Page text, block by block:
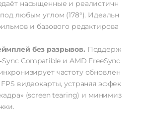
насыщенные и реалистичн
под любым углом (178°). Идеальн
и базового редактирова
без разрывов. Поддерж
Compatible и AMD FreeSync
частотуобновлен
FPS видеокарты, устраняя эффек
кадра» (screen tearing) и минимиз